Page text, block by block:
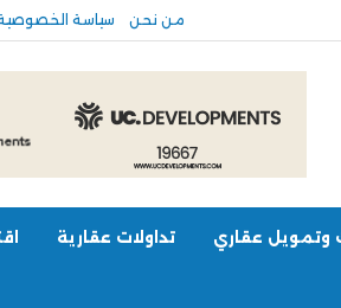
من نحن سياسة
وتمويل عقاري تداولات عقارية